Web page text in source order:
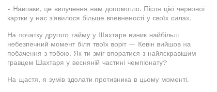
- Навпаки, це вилучення нам допомогло. Після цієї червоної
картки у нас з'явилося більше впевненості у своїх силах.
На початку другого тайму у Шахтаря виник найбільш
небезпечний момент біля твоїх воріт — Кевін вийшов на
побачення з тобою. Як ти зміг впоратися з найяскравішим
гравцем Шахтаря у весняній частині чемпіонату?
На щастя, я зумів здолати противника в цьому моменті.